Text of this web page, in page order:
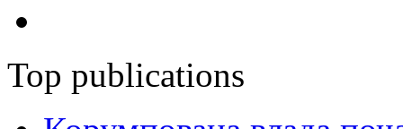
Top publications